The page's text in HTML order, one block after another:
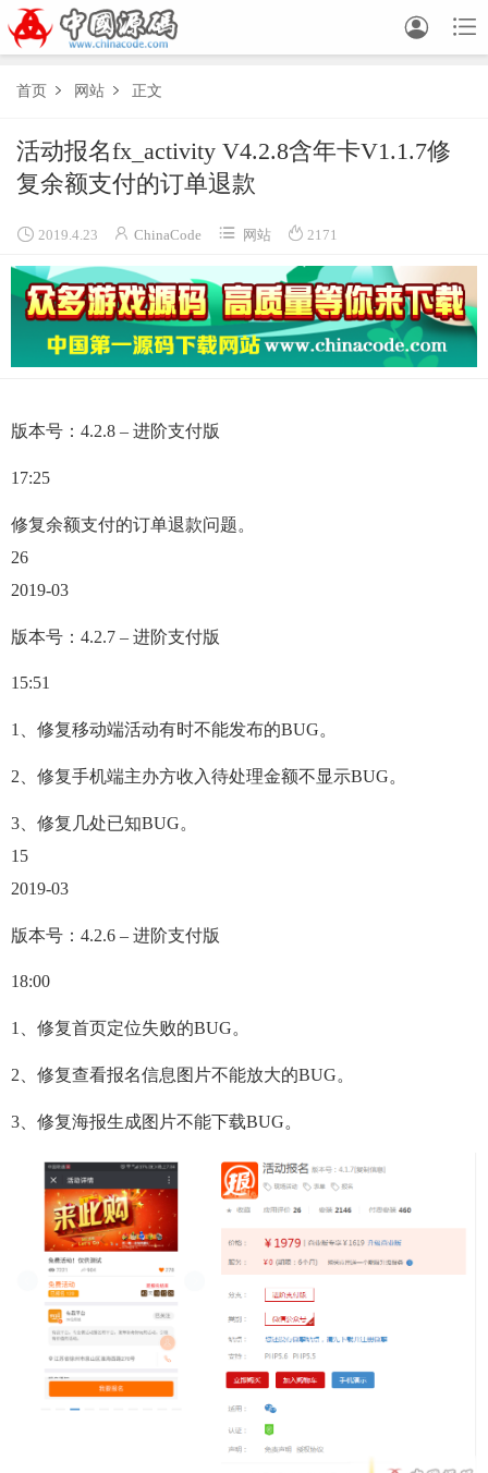


首页  网站  正文
活动报名fx_activity V4.2.8含年卡V1.1.7修
复余额支付的订单退款
 2019.4.23  ChinaCode  网站  2171
版本号：4.2.8 – 进阶支付版
17:25
修复余额支付的订单退款问题。
26
2019-03
版本号：4.2.7 – 进阶支付版
15:51
1、修复移动端活动有时不能发布的BUG。
2、修复手机端主办方收入待处理金额不显示BUG。
3、修复几处已知BUG。
15
2019-03
版本号：4.2.6 – 进阶支付版
18:00
1、修复首页定位失败的BUG。
2、修复查看报名信息图片不能放大的BUG。
3、修复海报生成图片不能下载BUG。